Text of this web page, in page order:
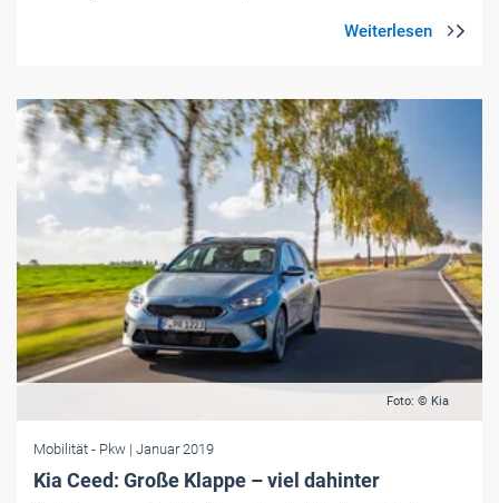
Foto: © Kia
Mobilität - Pkw | Januar 2019
Kia Ceed: Große Klappe – viel dahinter